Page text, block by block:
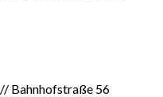
// Bahnhofstraße 56